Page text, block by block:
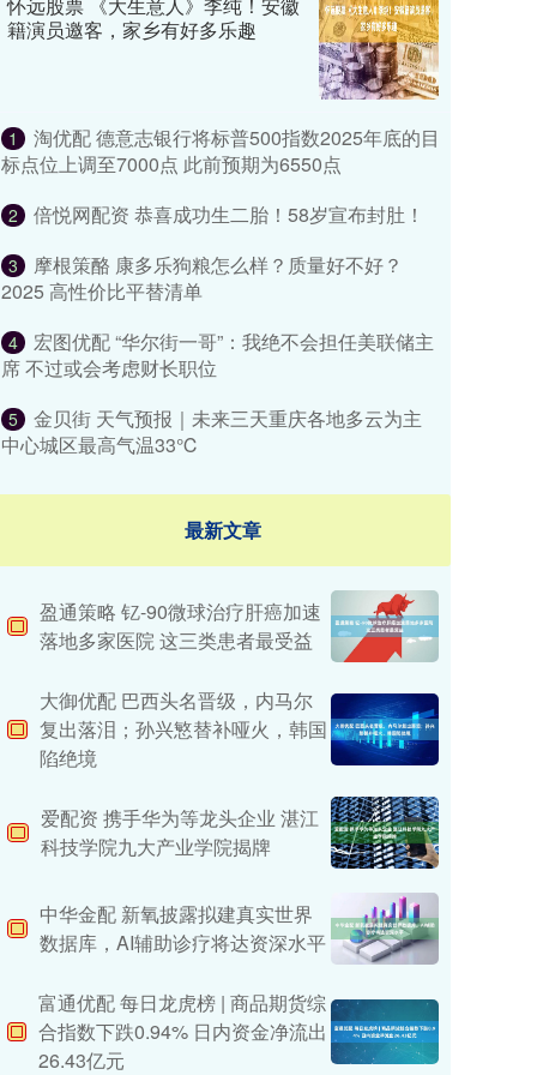
籍演员邀客，家乡有好多乐趣
1
淘优配 德意志银行将标普500指数2025年底的目
标点位上调至7000点 此前预期为6550点
2 倍悦网配资 恭喜成功生二胎！58岁宣布封肚！
3
摩根策酪 康多乐狗粮怎么样？质量好不好？
2025 高性价比平替清单
4
宏图优配 “华尔街一哥”：我绝不会担任美联储主
席 不过或会考虑财长职位
5
金贝街 天气预报｜未来三天重庆各地多云为主
中心城区最高气温33℃
最新文章
盈通策略 钇-90微球治疗肝癌加速
落地多家医院 这三类患者最受益
大御优配 巴西头名晋级，内马尔
复出落泪；孙兴慜替补哑火，韩国
陷绝境
爱配资 携手华为等龙头企业 湛江
科技学院九大产业学院揭牌
中华金配 新氧披露拟建真实世界
数据库，AI辅助诊疗将达资深水平
富通优配 每日龙虎榜 | 商品期货综
合指数下跌0.94% 日内资金净流出
26.43亿元